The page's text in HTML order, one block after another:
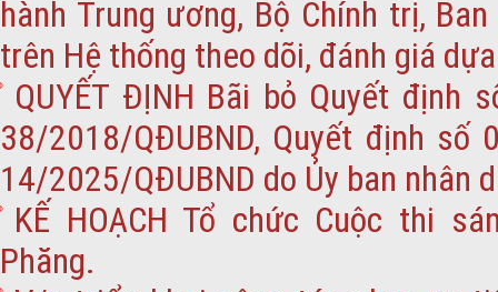
hành Trung ương, Bộ Chính trị,
trên Hệ thống theo dõi, đánh giá
QUYẾT ĐỊNH Bãi bỏ Quyết định
38/2018/QĐUBND, Quyết định số
14/2025/QĐUBND do Ủy ban nhân
KẾ HOẠCH Tổ chức Cuộc thi
Phăng.